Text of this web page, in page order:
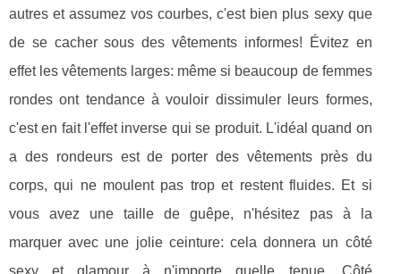
autres et assumez vos courbes, c'est bien plus sexy que
de se cacher sous des vêtements informes! Évitez en
effet les vêtements larges: même si beaucoup de femmes
rondes ont tendance à vouloir dissimuler leurs formes,
c'est en fait l'effet inverse qui se produit. L'idéal quand on
a des rondeurs est de porter des vêtements près du
corps, qui ne moulent pas trop et restent fluides. Et si
vous avez une taille de guêpe, n'hésitez pas à la
marquer avec une jolie ceinture: cela donnera un côté
sexy et glamour à n'importe quelle tenue. Côté